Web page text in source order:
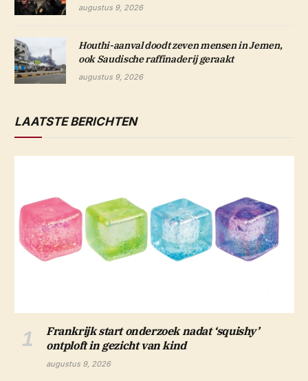
augustus 9, 2026
Houthi-aanval doodt zeven mensen in Jemen,
ook Saudische raffinaderij geraakt
augustus 9, 2026
LAATSTE BERICHTEN
Frankrijk start onderzoek nadat ‘squishy’
ontploft in gezicht van kind
augustus 9, 2026